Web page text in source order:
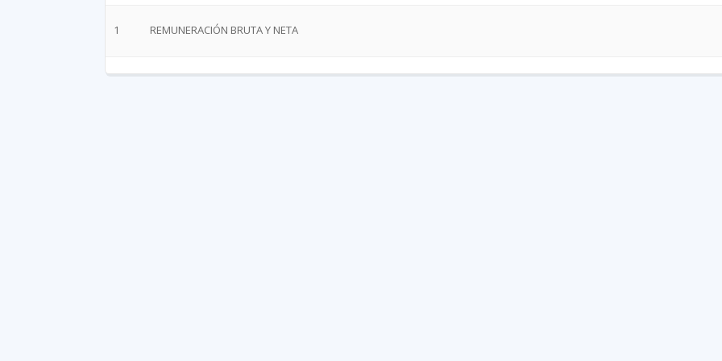
1 REMUNERACIÓN BRUTA Y NETA